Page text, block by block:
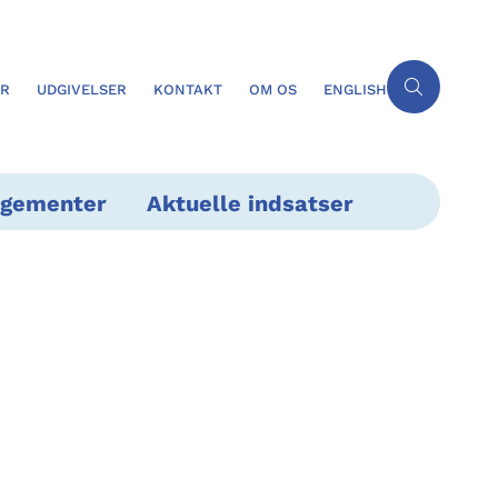
UDGIVELSER KONTAKT OM OS ENGLISH
Aktuelle indsatser